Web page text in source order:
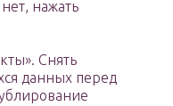
нажать
Снять
данных перед